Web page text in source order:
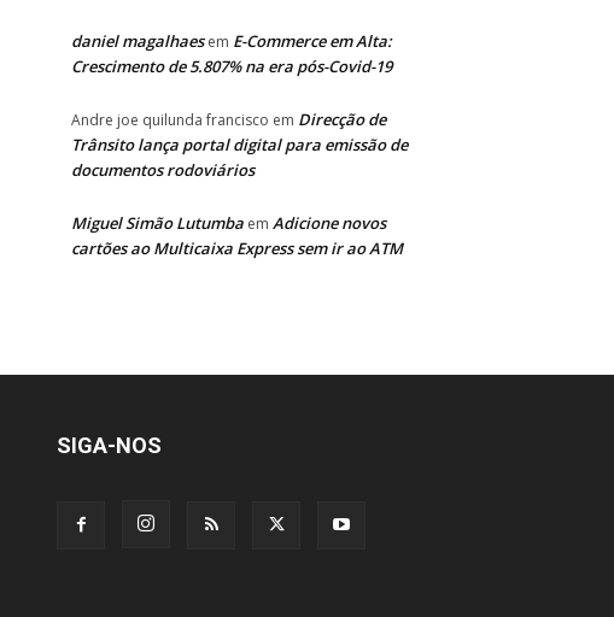
daniel magalhaesem E-Commerce em Alta:
Crescimento de 5.807% na era pós-Covid-19
Andre joe quilunda francisco em Direcção de
Trânsito lança portal digital para emissão de
documentos rodoviários
Miguel Simão Lutumba em Adicione novos
cartões ao Multicaixa Express sem ir ao ATM
SIGA-NOS